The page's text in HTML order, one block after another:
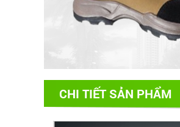
CHI TIẾT SẢN PHẨM